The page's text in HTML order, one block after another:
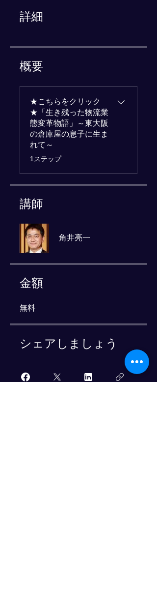
詳細
概要
★こちらをクリック
★「生き残った物流業
態変革物語」～東大阪
の倉庫屋の息子に生ま
れて～
.1ステップ
講師
角井亮一
金額
無料
シェアしましょう